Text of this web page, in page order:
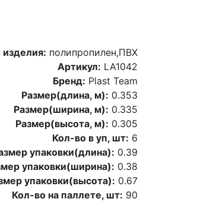
полипропилен,ПВХ
Артикул: LA1042
Бренд: Plast Team
Размер(длина, м): 0.353
Размер(ширина, м): 0.335
Размер(высота, м): 0.305
Кол-во в уп, шт: 6
упаковки(длина): 0.39
упаковки(ширина): 0.38
упаковки(высота): 0.67
Кол-во на паллете, шт: 90